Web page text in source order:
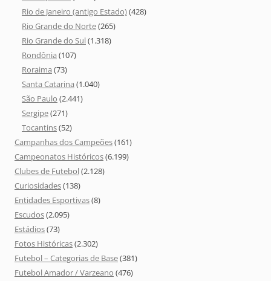
Rio de Janeiro (antigo Estado)(428)
Rio Grande do Norte(265)
Rio Grande do Sul(1.318)
Rondônia (107)
Roraima (73)
Santa Catarina (1.040)
São Paulo (2.441)
Sergipe(271)
Tocantins(52)
Campanhas dos Campeões(161)
Campeonatos Históricos(6.199)
Clubes de Futebol(2.128)
Curiosidades(138)
Entidades Esportivas(8)
Escudos(2.095)
Estádios(73)
Fotos Históricas(2.302)
Futebol – Categorias de Base(381)
Futebol Amador / Varzeano (476)